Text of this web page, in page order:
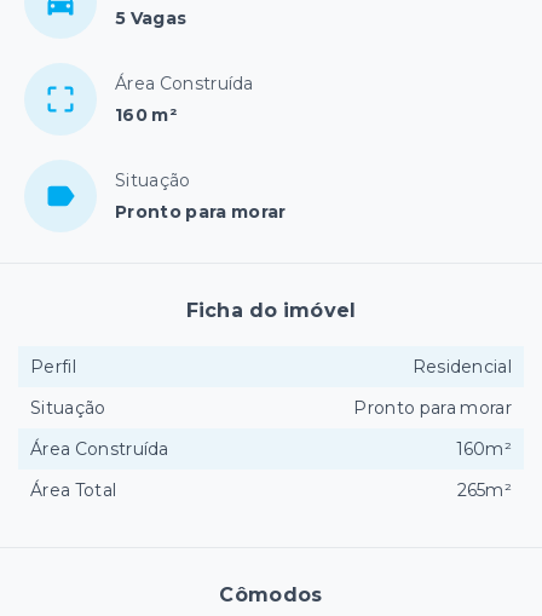
5 Vagas
Área Construída
160 m²
Situação
Pronto para morar
Cômodos
Ficha do imóvel
Perfil
Residencial
Situação
Pronto para morar
Área Construída
160m²
Área Total
265m²